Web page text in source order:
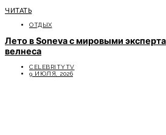
ЧИТАТЬ
ОТДЫХ
Лето в Soneva с мировыми
велнеса
CELEBRITYTV
9 ИЮЛЯ, 2026